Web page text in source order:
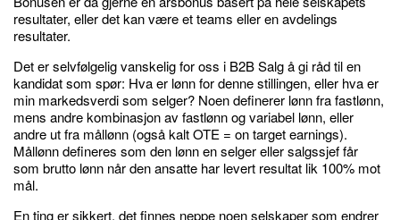
resultater, eller det kan være et teams eller en avdelings
resultater.
Det er selvfølgelig vanskelig for oss i B2B Salg å gi råd til en
kandidat som spør: Hva er lønn for denne stillingen, eller hva er
min markedsverdi som selger? Noen definerer lønn fra fastlønn,
mens andre kombinasjon av fastlønn og variabel lønn, eller
andre ut fra mållønn (også kalt OTE = on target earnings).
Mållønn defineres som den lønn en selger eller salgssjef får
som brutto lønn når den ansatte har levert resultat lik 100% mot
mål.
En ting er sikkert, det finnes neppe noen selskaper som endrer